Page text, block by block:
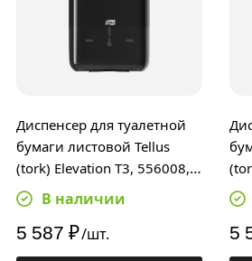
Диспенсер для туалетной
бумаги листовой Tellus
(tork) Elevation T3, 556008,
черныйВ наличии
5 587 ₽/шт. 5